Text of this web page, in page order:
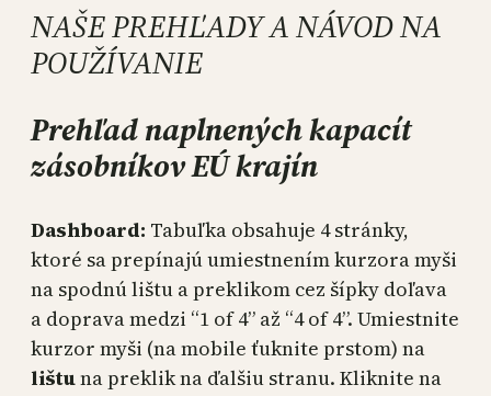
NAŠE PREHĽADY A NÁVOD NA
POUŽÍVANIE
Prehľad naplnených kapacít
zásobníkov EÚ krajín
Dashboard: Tabuľka obsahuje 4 stránky,
ktoré sa prepínajú umiestnením kurzora myši
na spodnú lištu a preklikom cez šípky doľava
a doprava medzi “1 of 4” až “4 of 4”. Umiestnite
kurzor myši (na mobile ťuknite prstom) na
lištuna preklik na ďalšiu stranu. Kliknite na